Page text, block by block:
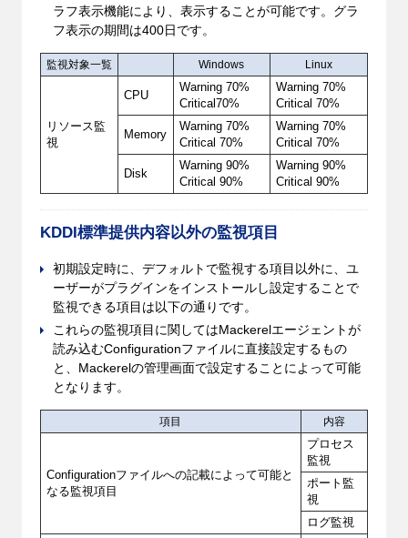
ラフ表示機能により、表示することが可能です。グラ
フ表示の期間は400日です。
監視対象一覧 Windows Linux
リソース監
視
CPU
Warning 70%
Critical70%
Warning 70%
Critical 70%
Memory
Warning 70%
Critical 70%
Warning 70%
Critical 70%
Disk
Warning 90%
Critical 90%
Warning 90%
Critical 90%
KDDI標準提供内容以外の監視項目
初期設定時に、デフォルトで監視する項目以外に、ユ
ーザーがプラグインをインストールし設定することで
監視できる項目は以下の通りです。
これらの監視項目に関してはMackerelエージェントが
読み込むConfigurationファイルに直接設定するもの
と、Mackerelの管理画面で設定することによって可能
となります。
項目 内容
Configurationファイルへの記載によって可能と
なる監視項目
プロセス
監視
ポート監
視
ログ監視